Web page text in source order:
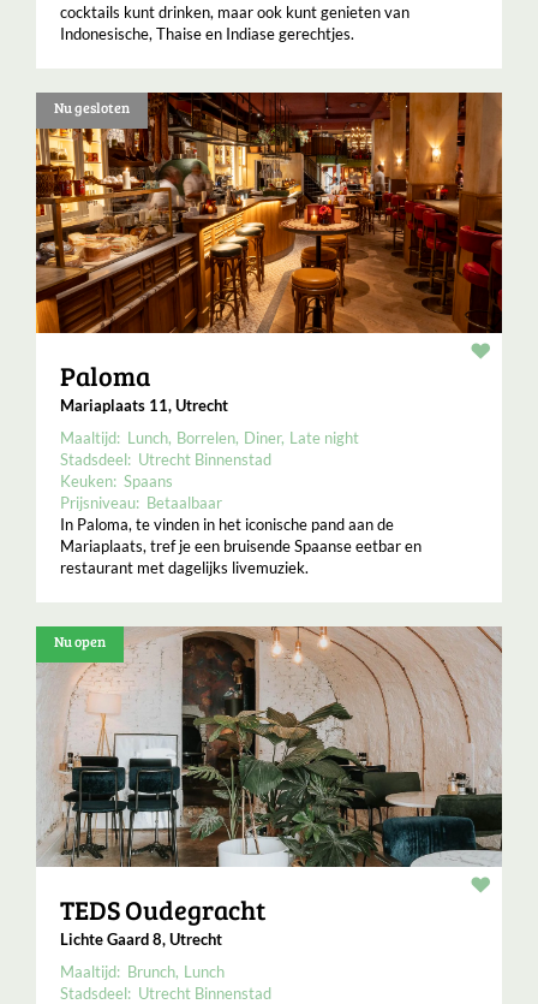
cocktails kunt drinken, maar ook kunt genieten van
Indonesische, Thaise en Indiase gerechtjes.
Nu gesloten
Paloma
Mariaplaats 11, Utrecht
Maaltijd: Lunch Borrelen Diner Late night
Stadsdeel: Utrecht Binnenstad
Keuken: Spaans
Prijsniveau: Betaalbaar
In Paloma, te vinden in het iconische pand aan de
Mariaplaats, tref je een bruisende Spaanse eetbar en
restaurant met dagelijks livemuziek.
Nu open
TEDS Oudegracht
Lichte Gaard 8, Utrecht
Maaltijd: Brunch Lunch
Stadsdeel: Utrecht Binnenstad